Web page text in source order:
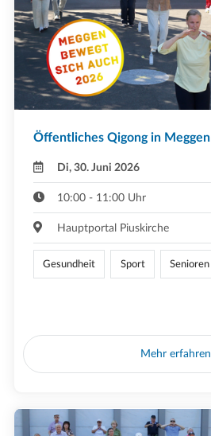
Öffentliches Qigong in Meggen
Di, 30. Juni 2026
10:00 - 11:00 Uhr
Hauptportal Piuskirche
Gesundheit Sport Senioren
Mehr erfahren